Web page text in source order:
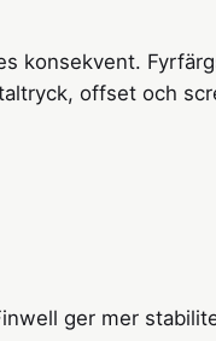
konsekvent.
offset och
ger mer